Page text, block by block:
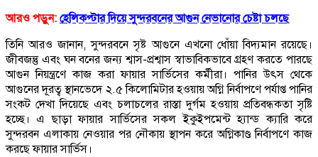
আরও পড়ুন: হেলিকপ্টার দিয়ে সুন্দরবনের আগুন নেভানোর চেষ্টা চলছে
তিনি আরও জানান, সুন্দরবনে সৃষ্ট আগুনে এখনো ধোঁয়া বিদ্যমান রয়েছে।
জীবজন্তু এবং ঘন বনের জন্য শ্বাস-প্রশ্বাস স্বাভাবিকভাবে গ্রহণ করতে পারছে
আগুন নিয়ন্ত্রণে কাজ করা ফায়ার সার্ভিসের কর্মীরা। পানির উৎস থেকে
আগুনের দূরত্ব স্থানভেদে ২.৫ কিলোমিটার হওয়ায় অগ্নি নির্বাপণে পর্যাপ্ত পানির
সংকট দেখা দিয়েছে এবং চলাচলের রাস্তা দুর্গম হওয়ায় প্রতিবন্ধকতা সৃষ্টি
হচ্ছে। এ ছাড়া ফায়ার সার্ভিসের সকল ইকুইপমেন্ট হ্যান্ড ক্যারি করে
সুন্দরবন এলাকায় নেওয়ার পর নৌকায় স্থাপন করে অগ্নিকাণ্ড নির্বাপণে কাজ
করছে ফায়ার সার্ভিস।